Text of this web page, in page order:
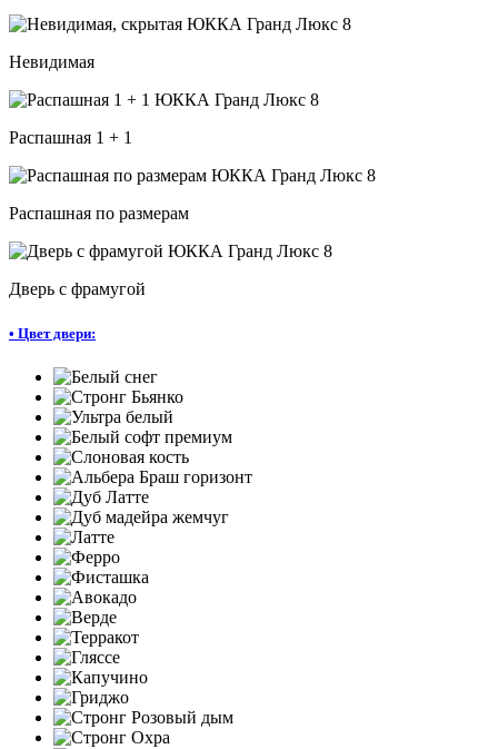
Невидимая
Распашная 1 + 1
Распашная по размерам
Дверь с фрамугой
• Цвет двери: